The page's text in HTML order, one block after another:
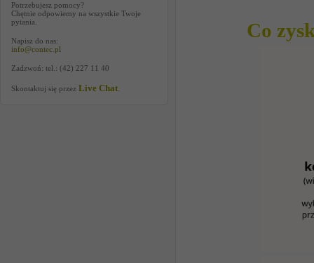
Potrzebujesz pomocy?
Chętnie odpowiemy na wszystkie Twoje
pytania.
Napisz do nas:
info@contec.pl
Zadzwoń: tel.: (42) 227 11 40
Skontaktuj się przez Live Chat
Co